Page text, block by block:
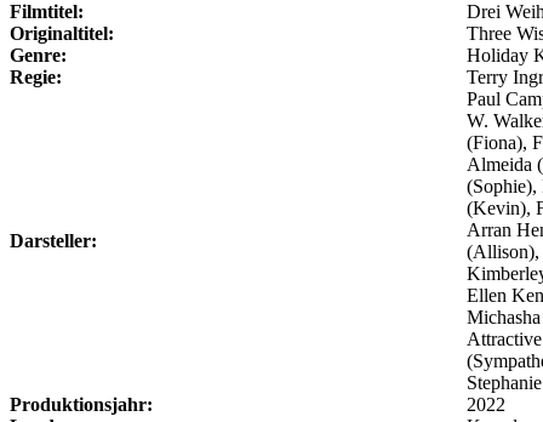
Filmtitel:
Drei
Originaltitel:
Three
Genre:
Holiday
Regie:
Terry
Darsteller:
Paul
W.
(Fiona),
Almeida
(Kevin),
Arran
(Allison),
Ellen
Produktionsjahr:
2022